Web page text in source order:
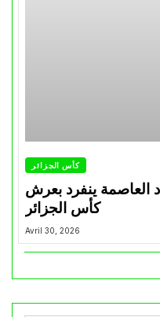
كأس الجزائر
العاصمة ينفرد بعرش
كأس الجزائر
Avril 30, 2026